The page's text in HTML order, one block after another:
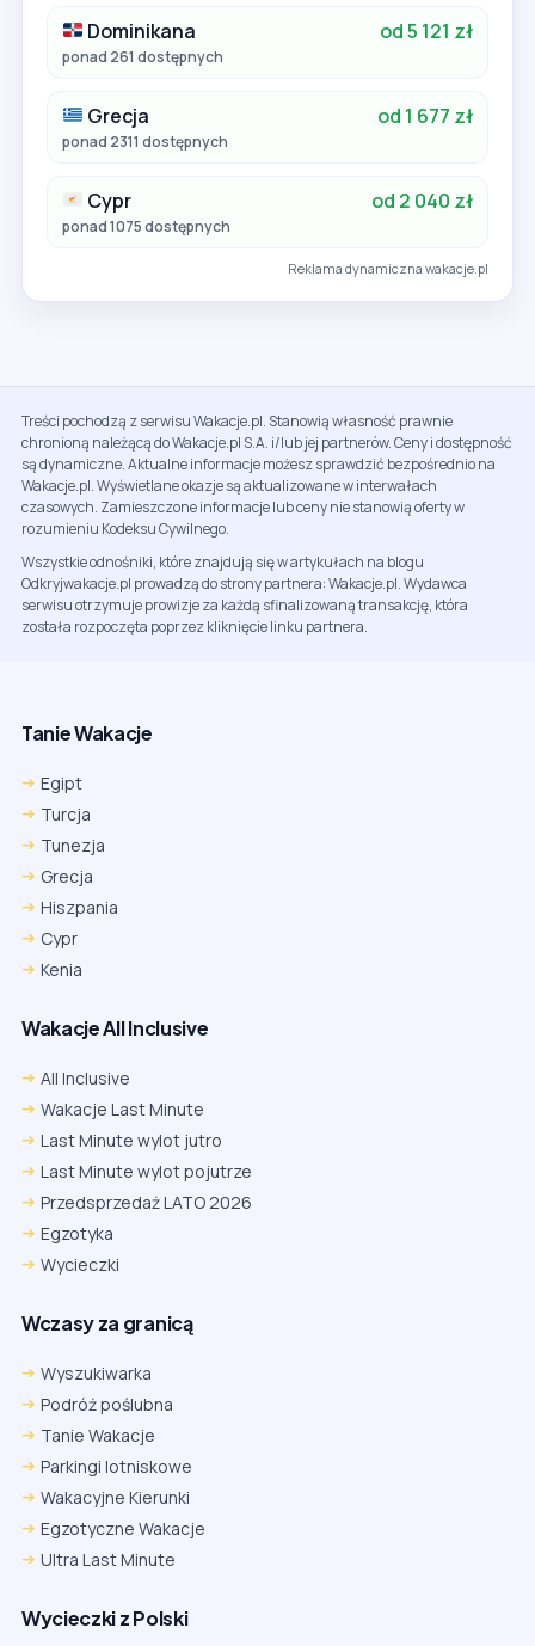
Dominikana od 5 121 zł
ponad 261 dostępnych
Grecja od 1 677 zł
ponad 2311 dostępnych
Cypr od 2 040 zł
ponad 1075 dostępnych
Reklama dynamiczna wakacje.pl
Treści pochodzą z serwisu Wakacje.pl. Stanowią własność prawnie
chronioną należącą do Wakacje.pl S.A. i/lub jej partnerów. Ceny i dostępność
są dynamiczne. Aktualne informacje możesz sprawdzić bezpośrednio na
Wakacje.pl. Wyświetlane okazje są aktualizowane w interwałach
czasowych. Zamieszczone informacje lub ceny nie stanowią oferty w
rozumieniu Kodeksu Cywilnego.
Wszystkie odnośniki, które znajdują się w artykułach na blogu
Odkryjwakacje.pl prowadzą do strony partnera: Wakacje.pl. Wydawca
serwisu otrzymuje prowizje za każdą sfinalizowaną transakcję, która
została rozpoczęta poprzez kliknięcie linku partnera.
Tanie Wakacje
Egipt
Turcja
Tunezja
Grecja
Hiszpania
Cypr
Kenia
Wakacje All Inclusive
All Inclusive
Wakacje Last Minute
Last Minute wylot jutro
Last Minute wylot pojutrze
Przedsprzedaż LATO 2026
Egzotyka
Wycieczki
Wczasy za granicą
Wyszukiwarka
Podróż poślubna
Tanie Wakacje
Parkingi lotniskowe
Wakacyjne Kierunki
Egzotyczne Wakacje
Ultra Last Minute
Wycieczki z Polski